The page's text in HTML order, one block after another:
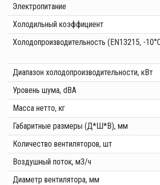
Электропитание
Холодильный коэффициент
Холодопроизводительность (EN13215, -
Диапазон холодопроизводительности, кВт
Уровень шума, dBA
Масса нетто, кг
Габаритные размеры (Д*Ш*В), мм
Количество вентиляторов, шт
Воздушный поток, м3/ч
Диаметр вентилятора, мм